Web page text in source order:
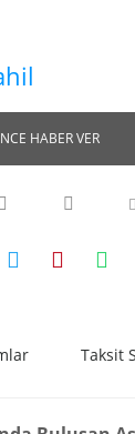
HABER VER
Taksit